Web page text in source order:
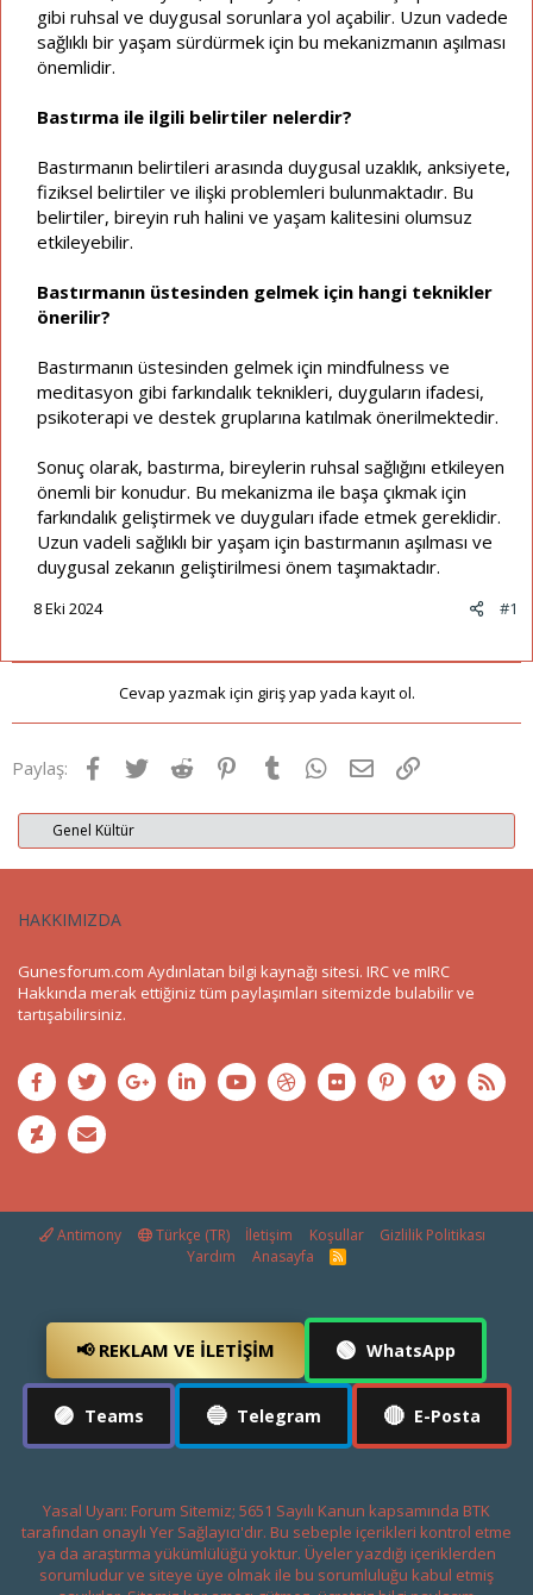
gibi ruhsal ve duygusal sorunlara yol açabilir. Uzun vadede
sağlıklı bir yaşam sürdürmek için bu mekanizmanın aşılması
önemlidir.
Bastırma ile ilgili belirtiler nelerdir?
Bastırmanın belirtileri arasında duygusal uzaklık, anksiyete,
fiziksel belirtiler ve ilişki problemleri bulunmaktadır. Bu
belirtiler, bireyin ruh halini ve yaşam kalitesini olumsuz
etkileyebilir.
Bastırmanın üstesinden gelmek için hangi teknikler
önerilir?
Bastırmanın üstesinden gelmek için mindfulness ve
meditasyon gibi farkındalık teknikleri, duyguların ifadesi,
psikoterapi ve destek gruplarına katılmak önerilmektedir.
Sonuç olarak, bastırma, bireylerin ruhsal sağlığını etkileyen
önemli bir konudur. Bu mekanizma ile başa çıkmak için
farkındalık geliştirmek ve duyguları ifade etmek gereklidir.
Uzun vadeli sağlıklı bir yaşam için bastırmanın aşılması ve
duygusal zekanın geliştirilmesi önem taşımaktadır.
#1
8 Eki 2024
Cevap yazmak için giriş yap yada kayıt ol.
Paylaş: Facebook
TwitterReddit Pinterest
Tumblr WhatsApp
E-postaLink
Genel Kültür
HAKKIMIZDA
Gunesforum.com Aydınlatan bilgi kaynağı sitesi. IRC ve mIRC
Hakkında merak ettiğiniz tüm paylaşımları sitemizde bulabilir ve
tartışabilirsiniz.
Antimony Türkçe (TR) İletişim Koşullar
Gizlilik Politikası
Yardım
Anasayfa
R
S
📢 REKLAM VE İLETIŞIM 🟢 WhatsApp
🟣 Teams 🔵 Telegram 🔴 E-Posta
Yasal Uyarı: Forum Sitemiz; 5651 Sayılı Kanun kapsamında BTK
tarafından onaylı Yer Sağlayıcı'dır. Bu sebeple içerikleri kontrol etme
ya da araştırma yükümlülüğü yoktur. Üyeler yazdığı içeriklerden
sorumludur ve siteye üye olmak ile bu sorumluluğu kabul etmiş